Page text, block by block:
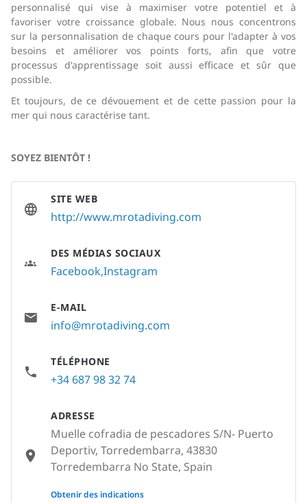
personnalisé qui vise à maximiser votre potentiel et à
favoriser votre croissance globale. Nous nous concentrons
sur la personnalisation de chaque cours pour l'adapter à vos
besoins et améliorer vos points forts, afin que votre
processus d'apprentissage soit aussi efficace et sûr que
possible.
Et toujours, de ce dévouement et de cette passion pour la
mer qui nous caractérise tant.
SOYEZ BIENTÔT !
SITE WEB
http://www.mrotadiving.com
DES MÉDIAS SOCIAUX
FacebookInstagram
E-MAIL
info@mrotadiving.com
TÉLÉPHONE
+34 687 98 32 74
ADRESSE
Muelle cofradia de pescadores S/N- Puerto
Deportiv, Torredembarra, 43830
Torredembarra No State, Spain
None
Obtenir des indications